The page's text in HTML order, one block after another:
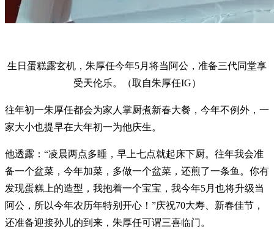
生日蛋糕露玄机，朱厚任今年5月将当阿公，准备三代同堂享
受天伦乐。（取自朱厚任IG）
往年初一朱厚任都会为家人掌厨煮新春大餐，今年不例外，一
家大小也提早在大年初一为他庆生。
他透露：“凌晨两点多睡，早上七点就起床下厨。往年我会准
备一个盆菜，今年加菜，多做一个盆菜，还煎了一条鱼。你有
发现蛋糕上的造型，我抱着一个宝宝，我今年5月也将升级当
阿公，所以今年农历年特别开心！”庆祝70大寿、新春佳节，
还准备迎接孙儿的到来，朱厚任可谓三喜临门。